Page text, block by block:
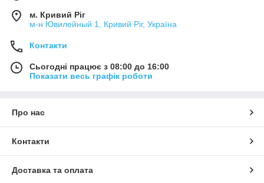
м. Кривий Ріг
м-н Ювилейный 1, Кривий Ріг, Україна
Контакти
Сьогодні працює з 08:00 до 16:00
Показати весь графік роботи
Про нас
Контакти
Доставка та оплата